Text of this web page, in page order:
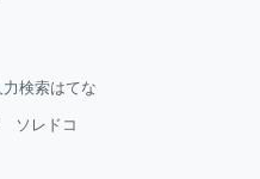
力検索はてな
ソレドコ